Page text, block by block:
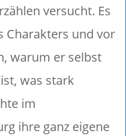
versucht. Es
Charakters und vor
warum er selbst
was stark
im
ihre ganz eigene